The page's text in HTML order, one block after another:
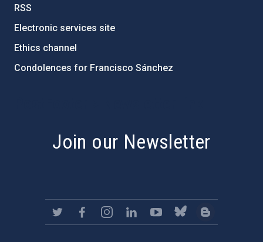
RSS
Electronic services site
Ethics channel
Condolences for Francisco Sánchez
Join our Newsletter